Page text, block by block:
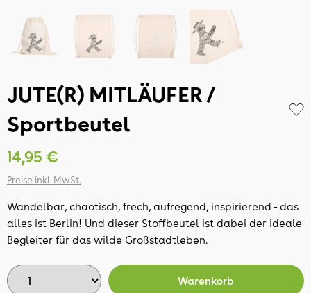
JUTE(R) MITLÄUFER /
Sportbeutel
14,95 €
Preise inkl. MwSt.
Wandelbar, chaotisch, frech, aufregend, inspirierend - das
alles ist Berlin! Und dieser Stoffbeutel ist dabei der ideale
Begleiter für das wilde Großstadtleben.
Warenkorb